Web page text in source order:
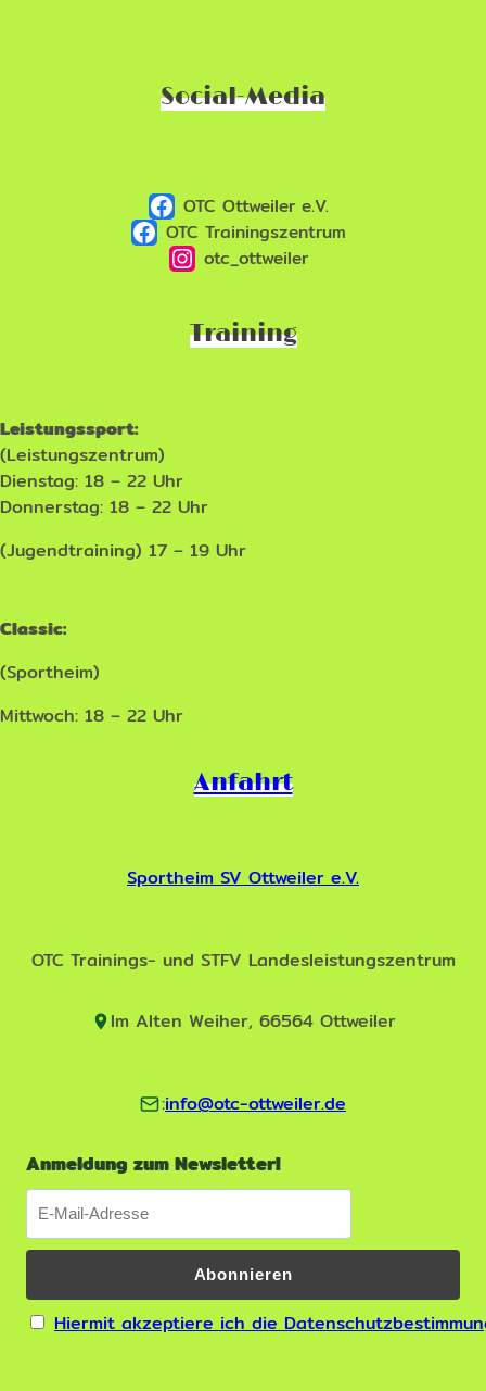
Social-Media
OTC Ottweiler e.V.
OTC Trainingszentrum
otc_ottweiler
Training
Leistungssport:
(Leistungszentrum)
Dienstag: 18 – 22 Uhr
Donnerstag: 18 – 22 Uhr
(Jugendtraining) 17 – 19 Uhr
Classic:
(Sportheim)
Mittwoch: 18 – 22 Uhr
Anfahrt
Sportheim SV Ottweiler e.V.
OTC Trainings- und STFV Landesleistungszentrum
Im Alten Weiher, 66564 Ottweiler
:info@otc-ottweiler.de
Anmeldung zum Newsletter!
Hiermit akzeptiere ich die